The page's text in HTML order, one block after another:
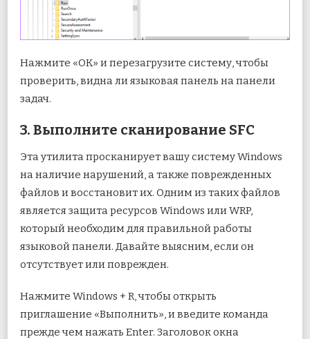
Нажмите «ОК» и перезагрузите систему, чтобы
проверить, видна ли языковая панель на панели
задач.
3. Выполните сканирование SFC
Эта утилита просканирует вашу систему Windows
на наличие нарушений, а также поврежденных
файлов и восстановит их. Одним из таких файлов
является защита ресурсов Windows или WRP,
который необходим для правильной работы
языковой панели. Давайте выясним, если он
отсутствует или поврежден.
Нажмите Windows + R, чтобы открыть
приглашение «Выполнить», и введите команда
прежде чем нажать Enter. Заголовок окна